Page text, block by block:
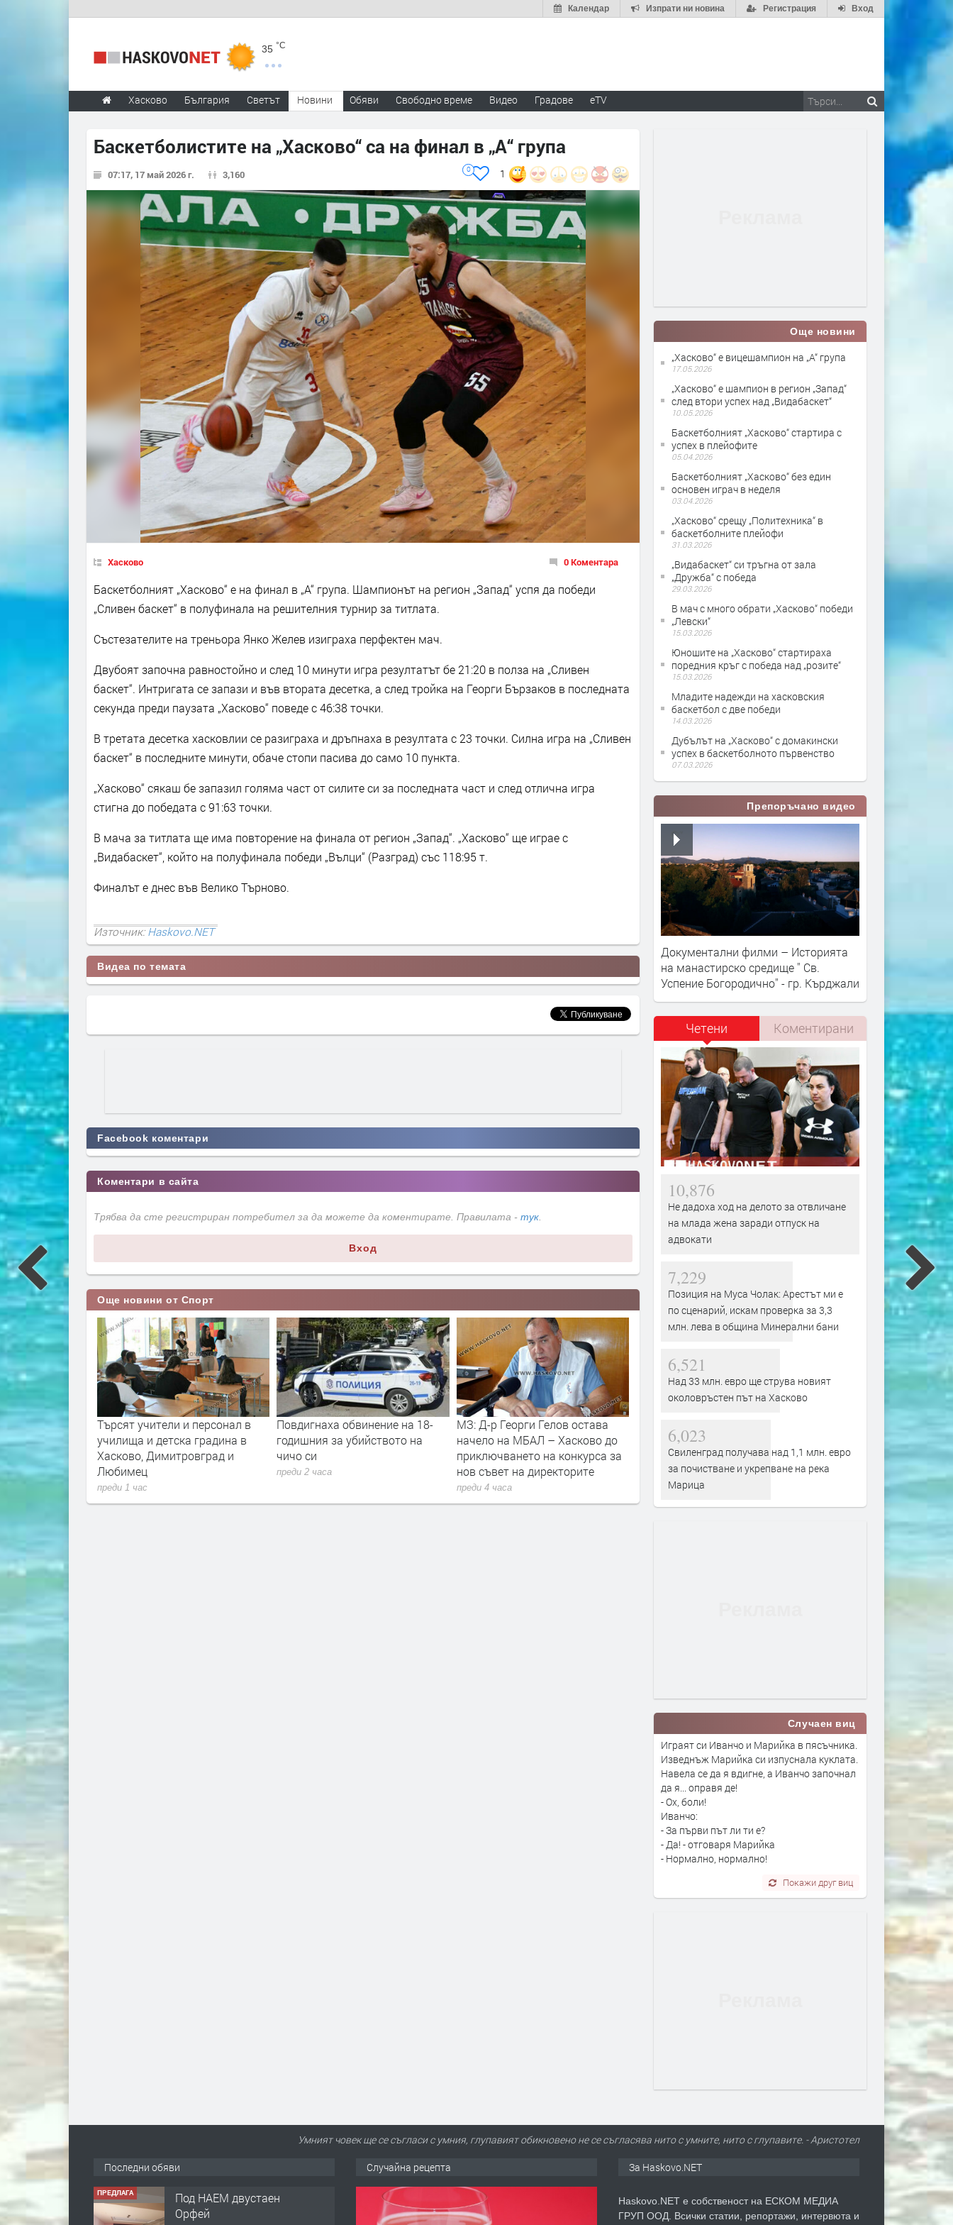
Вход
Регистрация
Изпрати ни новина
Календар
35 °C
Хасково България Светът Новини Обяви Свободно време Видео Градове eTV
Баскетболистите на „Хасково“ са на финал в „А“ група
07:17, 17 май 2026 г. 3,160 1
0
Хасково 0 Коментара
Баскетболният „Хасково“ е на финал в „А“ група. Шампионът на регион „Запад“ успя да победи
„Сливен баскет“ в полуфинала на решителния турнир за титлата.
Състезателите на треньора Янко Желев изиграха перфектен мач.
Двубоят започна равностойно и след 10 минути игра резултатът бе 21:20 в полза на „Сливен
баскет“. Интригата се запази и във втората десетка, а след тройка на Георги Бързаков в последната
секунда преди паузата „Хасково“ поведе с 46:38 точки.
В третата десетка хасковлии се разиграха и дръпнаха в резултата с 23 точки. Силна игра на „Сливен
баскет“ в последните минути, обаче стопи пасива до само 10 пункта.
„Хасково“ сякаш бе запазил голяма част от силите си за последната част и след отлична игра
стигна до победата с 91:63 точки.
В мача за титлата ще има повторение на финала от регион „Запад“. „Хасково“ ще играе с
„Видабаскет“, който на полуфинала победи „Вълци“ (Разград) със 118:95 т.
Финалът е днес във Велико Търново.
Източник:Haskovo.NET
Видеа по темата
Facebook коментари
Коментари в сайта
Трябва да сте регистриран потребител за да можете да коментирате. Правилата - тук.
Вход
Още новини от Спорт
загуба на
Търсят учители и персонал в
училища и детска градина в
Хасково, Димитровград и
Любимец
преди 1 час
Повдигнаха обвинение на 18-
годишния за убийството на
чичо си
преди 2 часа
МЗ: Д-р Георги Гелов остава
начело на МБАЛ – Хасково до
приключването на конкурса за
нов съвет на директорите
преди 4 часа
очаква Хасковска област в
неделя
преди 10 часа
преди 17 часа
Още новини
„Хасково“ е вицешампион на „А“ група
17.05.2026
„Хасково“ е шампион в регион „Запад“
след втори успех над „Видабаскет“
10.05.2026
Баскетболният „Хасково“ стартира с
успех в плейофите
05.04.2026
Баскетболният „Хасково“ без един
основен играч в неделя
03.04.2026
„Хасково“ срещу „Политехника“ в
баскетболните плейофи
31.03.2026
„Видабаскет“ си тръгна от зала
„Дружба“ с победа
29.03.2026
В мач с много обрати „Хасково“ победи
„Левски“
15.03.2026
Юношите на „Хасково“ стартираха
поредния кръг с победа над „розите“
15.03.2026
Младите надежди на хасковския
баскетбол с две победи
14.03.2026
Дубълът на „Хасково“ с домакински
успех в баскетболното първенство
07.03.2026
Препоръчано видео
Документални филми – Историята
на манастирско средище '' Св.
Успение Богородично'' - гр. Кърджали
Четени Коментирани
10,876
Не дадоха ход на делото за отвличане
на млада жена заради отпуск на
адвокати
7,229
Позиция на Муса Чолак: Арестът ми е
по сценарий, искам проверка за 3,3
млн. лева в община Минерални бани
6,521
Над 33 млн. евро ще струва новият
околовръстен път на Хасково
6,023
Свиленград получава над 1,1 млн. евро
за почистване и укрепване на река
Марица
Случаен виц
Играят си Иванчо и Марийка в пясъчника.
Изведнъж Марийка си изпуснала куклата.
Навела се да я вдигне, а Иванчо започнал
да я... оправя де!
- Ох, боли!
Иванчо:
- За първи път ли ти е?
- Да! - отговаря Марийка
- Нормално, нормално!
Покажи друг виц
Умният човек ще се съгласи с умния, глупавият обикновено не се съгласява нито с умните, нито с глупавите. - Аристотел
Последни обяви
ПРЕДЛАГА
Под НАЕМ двустаен
Орфей
Случайна рецепта За Haskovo.NET
Haskovo.NET е собственост на ЕСКОМ МЕДИА
ГРУП ООД. Всички статии, репортажи, интервюта и